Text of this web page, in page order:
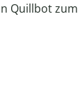
Quillbot zum